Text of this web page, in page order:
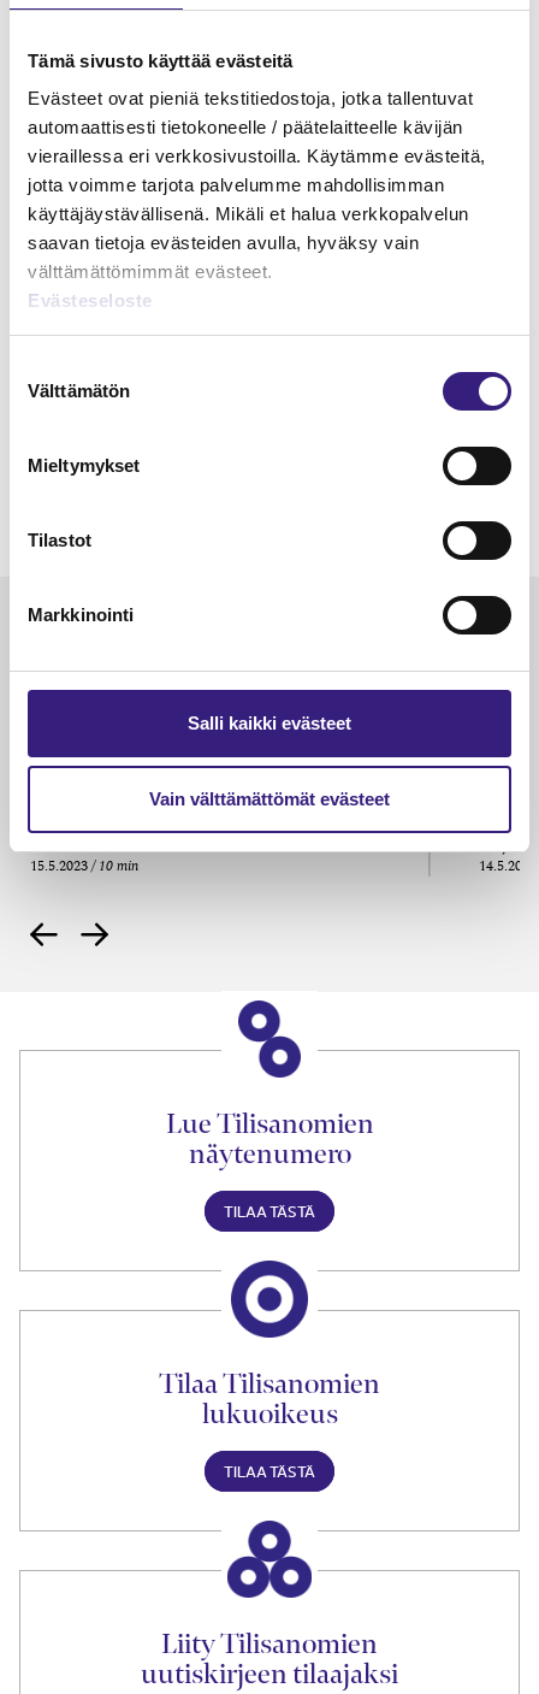
Tämä sivusto käyttää evästeitä
Evästeet ovat pieniä tekstitiedostoja, jotka tallentuvat
automaattisesti tietokoneelle / päätelaitteelle kävijän
vieraillessa eri verkkosivustoilla. Käytämme evästeitä,
jotta voimme tarjota palvelumme mahdollisimman
käyttäjäystävällisenä. Mikäli et halua verkkopalvelun
saavan tietoja evästeiden avulla, hyväksy vain
välttämättömimmät evästeet.
Evästeseloste
valinta
Välttämätön
Mieltymykset
Tilastot
Markkinointi
Salli kaikki evästeet
Vain välttämättömät evästeet
myös rehellisille yrittäjille. Aika näyttää.
MAINOS
Luetuimmat
VEROTUS
Kulu­veloitukset arvon­lisä­
verotuksessa – omien kulujen
veloitus, kulujen edelleen­
veloitus ja läpi­laskutus
15.5.2023 10 min
Tarja
14.5.2021
Lue Tilisanomien
näytenumero
TILAA TÄSTÄ
Tilaa Tilisanomien
lukuoikeus
TILAA TÄSTÄ
Liity Tilisanomien
uutiskirjeen tilaajaksi